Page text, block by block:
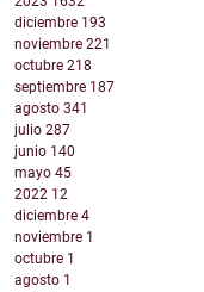
diciembre 193
noviembre 221
octubre 218
septiembre 187
agosto 341
julio 287
junio 140
mayo 45
2022 12
diciembre 4
noviembre 1
octubre 1
agosto 1